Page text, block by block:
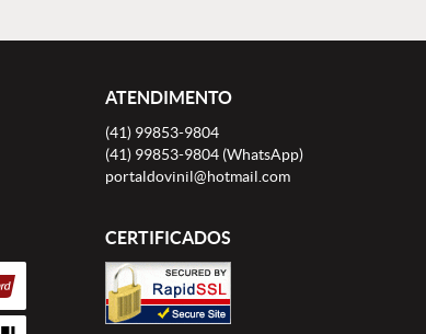
ATENDIMENTO
(41) 99853-9804
(41) 99853-9804 (WhatsApp)
portaldovinil@hotmail.com
CERTIFICADOS